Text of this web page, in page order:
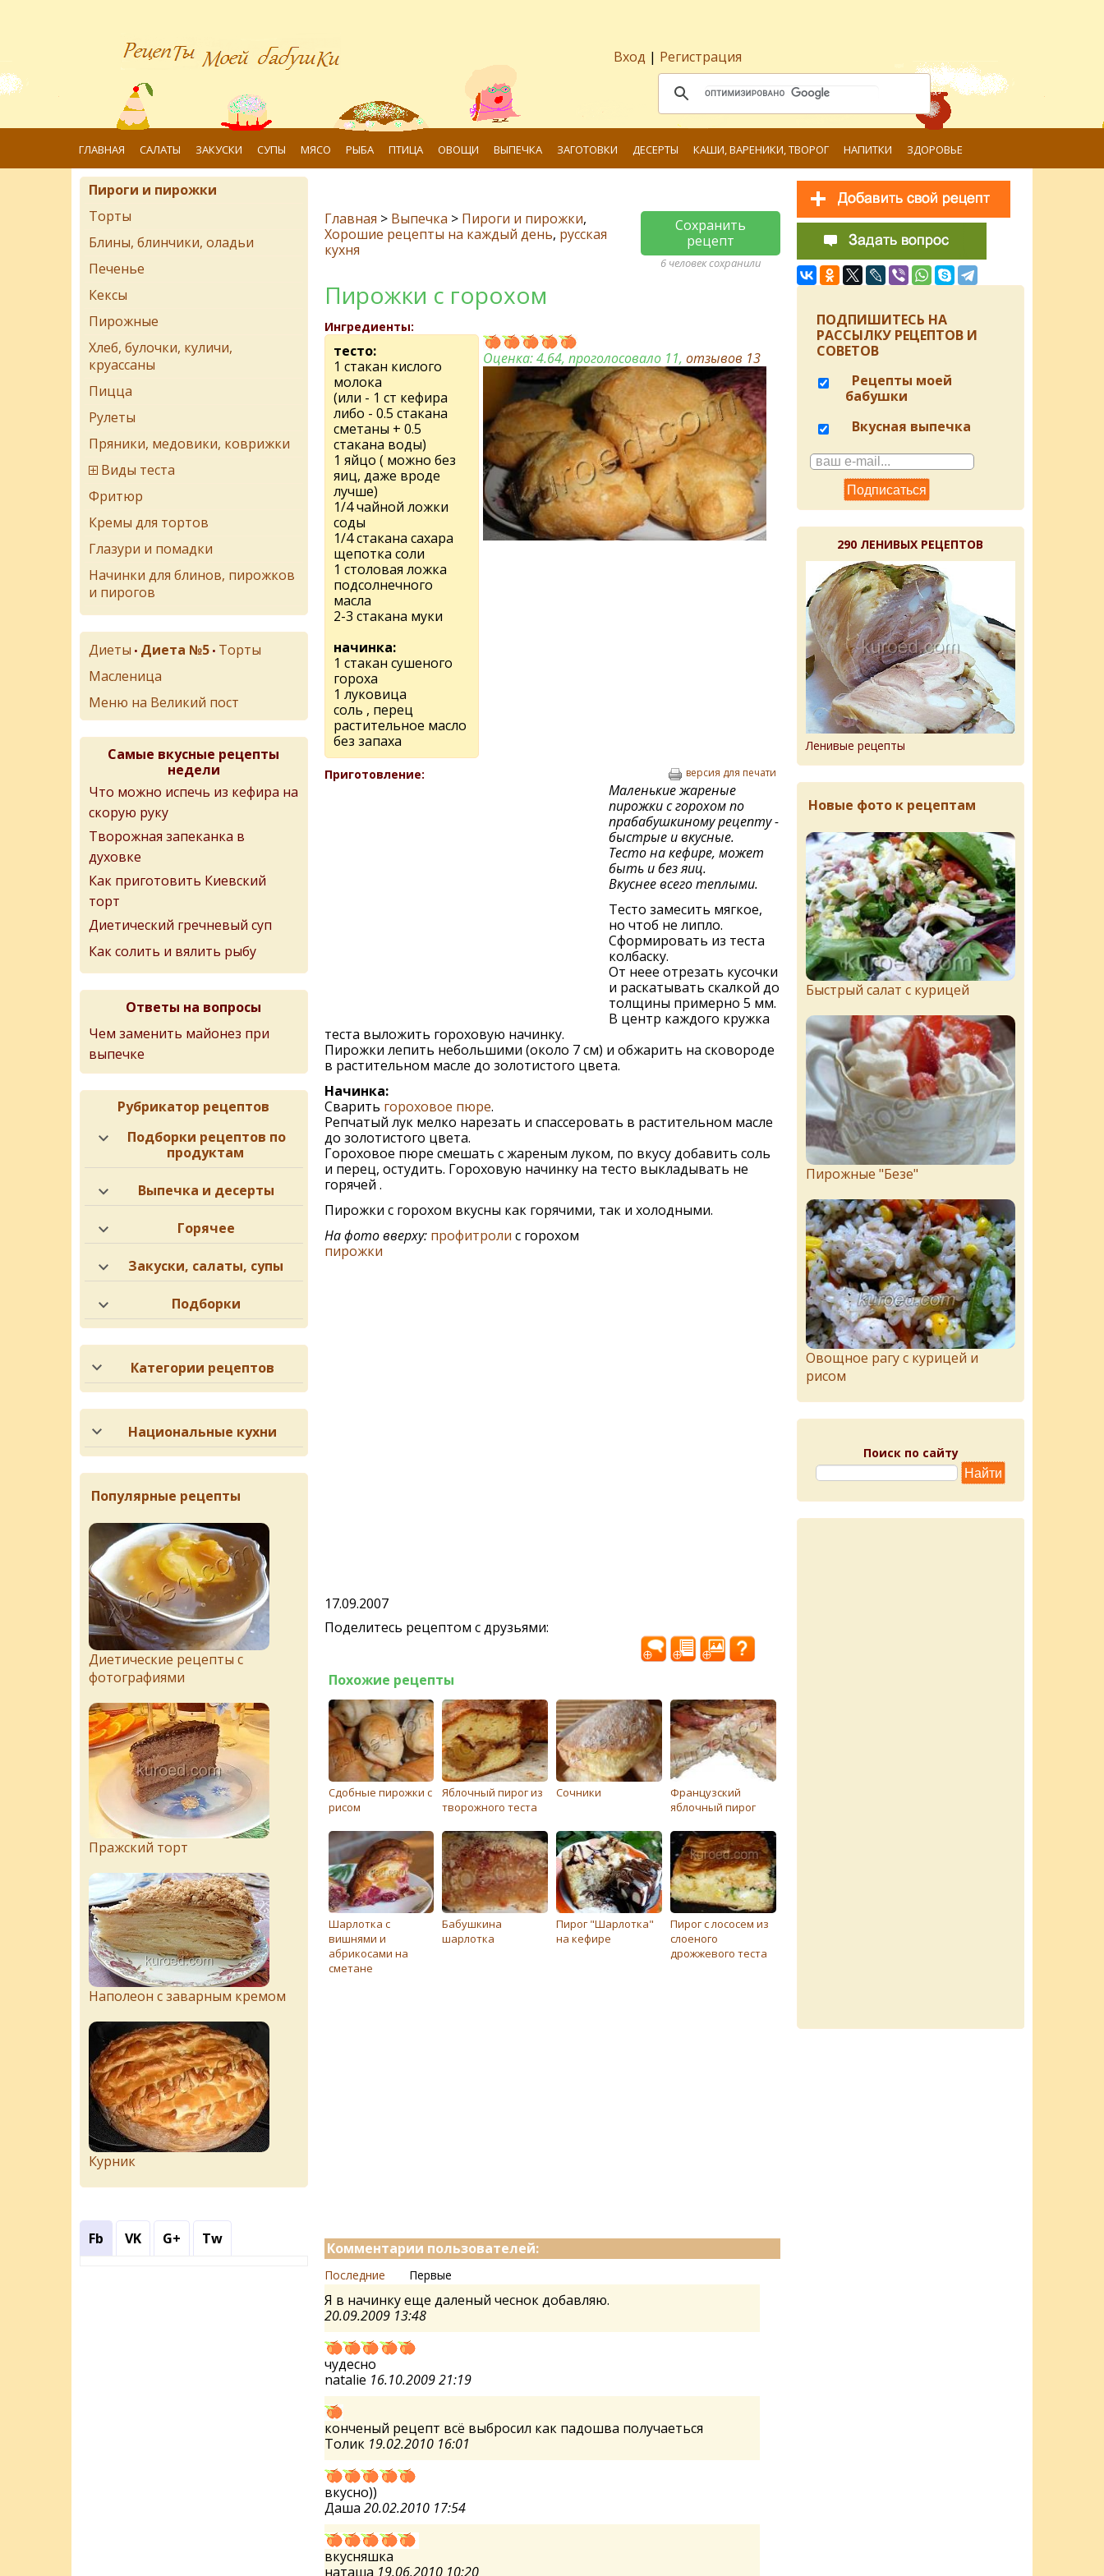
Вход | Регистрация
ГЛАВНАЯ САЛАТЫ ЗАКУСКИ СУПЫ МЯСО РЫБА ПТИЦА ОВОЩИ ВЫПЕЧКА ЗАГОТОВКИ ДЕСЕРТЫ КАШИ, ВАРЕНИКИ, ТВОРОГ НАПИТКИ ЗДОРОВЬЕ
Главная > Выпечка > Пироги и пирожки,
Хорошие рецепты на каждый день, русская
кухня
Сохранить
рецепт
6 человек сохранили
Пирожки с горохом
Ингредиенты:
тесто:
1 стакан кислого
молока
(или - 1 ст кефира
либо - 0.5 стакана
сметаны + 0.5
стакана воды)
1 яйцо ( можно без
яиц, даже вроде
лучше)
1/4 чайной ложки
соды
1/4 стакана сахара
щепотка соли
1 столовая ложка
подсолнечного
масла
2-3 стакана муки
начинка:
1 стакан сушеного
гороха
1 луковица
соль , перец
растительное масло
без запаха
Оценка:4.64, проголосовало 11,отзывов 13
Приготовление: версия для печати
Маленькие жареные
пирожки с горохом по
прабабушкиному рецепту -
быстрые и вкусные.
Тесто на кефире, может
быть и без яиц.
Вкуснее всего теплыми.
Тесто замесить мягкое,
но чтоб не липло.
Сформировать из теста
колбаску.
От неее отрезать кусочки
и раскатывать скалкой до
толщины примерно 5 мм.
В центр каждого кружка
теста выложить гороховую начинку.
Пирожки лепить небольшими (около 7 см) и обжарить на сковороде
в растительном масле до золотистого цвета.
Начинка:
Сварить гороховое пюре.
Репчатый лук мелко нарезать и спассеровать в растительном масле
до золотистого цвета.
Гороховое пюре смешать с жареным луком, по вкусу добавить соль
и перец, остудить. Гороховую начинку на тесто выкладывать не
горячей .
Пирожки с горохом вкусны как горячими, так и холодными.
На фото вверху: профитроли с горохом
пирожки
17.09.2007
Поделитесь рецептом с друзьями:
Похожие рецепты
Сдобные пирожки с
рисом
Яблочный пирог из
творожного теста
Сочники
Французский
яблочный пирог
Шарлотка с
вишнями и
абрикосами на
сметане
Бабушкина
шарлотка
Пирог "Шарлотка"
на кефире
Пирог с лососем из
слоеного
дрожжевого теста
Комментарии пользователей:
Последние Первые
Я в начинку еще даленый чеснок добавляю.
20.09.2009 13:48
чудесно
natalie 16.10.2009 21:19
конченый рецепт всё выбросил как падошва получаеться
Толик 19.02.2010 16:01
вкусно))
Даша 20.02.2010 17:54
вкусняшка
наташа 19.06.2010 10:20
Пироги и пирожки
Торты
Блины, блинчики, оладьи
Печенье
Кексы
Пирожные
Хлеб, булочки, куличи,
круассаны
Пицца
Рулеты
Пряники, медовики, коврижки
Виды теста
Фритюр
Кремы для тортов
Глазури и помадки
Начинки для блинов, пирожков
и пирогов
Диеты • Диета №5 • Торты
Масленица
Меню на Великий пост
Самые вкусные рецепты
недели
Что можно испечь из кефира на
скорую руку
Творожная запеканка в
духовке
Как приготовить Киевский
торт
Диетический гречневый суп
Как солить и вялить рыбу
Ответы на вопросы
Чем заменить майонез при
выпечке
Рубрикатор рецептов
Подборки рецептов по
продуктам
Выпечка и десерты
Горячее
Закуски, салаты, супы
Подборки
Категории рецептов
Национальные кухни
Популярные рецепты
Диетические рецепты с
фотографиями
Пражский торт
Наполеон с заварным кремом
Курник
Fb VK G+ Tw
ПОДПИШИТЕСЬ НА
РАССЫЛКУ РЕЦЕПТОВ И
СОВЕТОВ
Рецепты моей
бабушки
Вкусная выпечка
290 ЛЕНИВЫХ РЕЦЕПТОВ
Ленивые рецепты
Новые фото к рецептам
Быстрый салат с курицей
Пирожныe "Бeзe"
Овощное рагу с курицей и
рисом
Поиск по сайту